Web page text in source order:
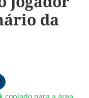
da
no twitterpelo email
link da notícia